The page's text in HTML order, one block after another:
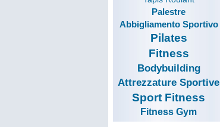
Palestre
Abbigliamento Sportivo
Pilates
Fitness
Bodybuilding
Attrezzature Sportive
Sport Fitness
Fitness Gym